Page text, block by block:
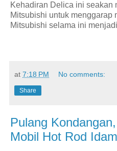
Kehadiran Delica ini seakan
Mitsubishi untuk menggarap
Mitsubishi selama ini
at 7:18 PM No comments:
Share
Pulang
Mobil Hot Rod